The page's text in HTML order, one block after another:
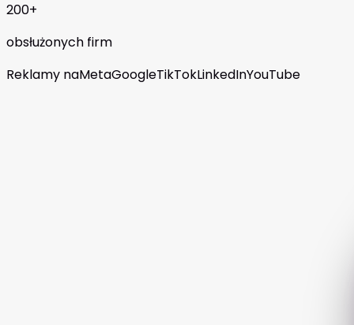
200+
obsłużonych firm
Reklamy naMetaGoogleTikTokLinkedInYouTube